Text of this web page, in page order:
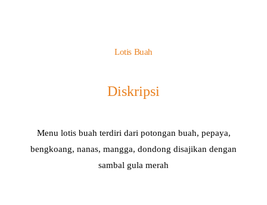
Lotis Buah
Diskripsi
Menu lotis buah terdiri dari potongan buah, pepaya,
bengkoang, nanas, mangga, dondong disajikan dengan
sambal gula merah